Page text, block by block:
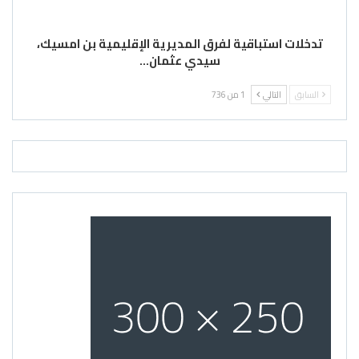
تدخلات استباقية لفرق المديرية الإقليمية بن امسيك،
سيدي عثمان…
السابق التالي 1 من 736